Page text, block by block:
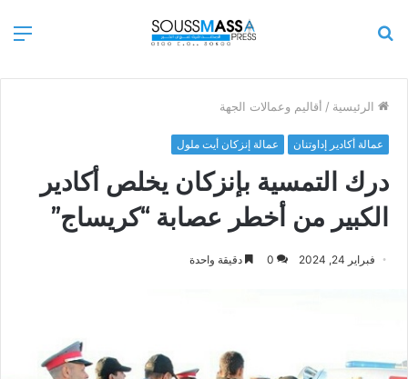
الرئيسية / أقاليم وعمالات الجهة
عمالة أكادير إداوتنان عمالة إنزكان أيت ملول
درك التمسية بإنزكان يخلص أكادير
الكبير من أخطر عصابة “كريساج”
فبراير 24, 2024 0 دقيقة واحدة